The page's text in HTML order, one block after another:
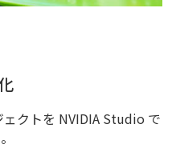
クトを NVIDIA Studio で